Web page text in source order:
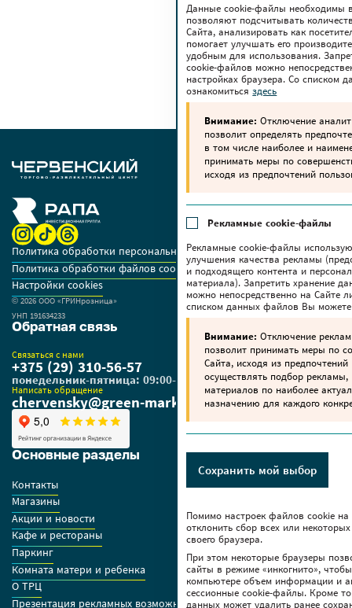
Политика обработки персональных данных
Политика обработки файлов cookie
Настройки cookies
© 2026 OOO «ГРИНрозница»
УНП 191634233
Основные разделы
Контакты
Магазины
Акции и новости
Кафе и рестораны
Паркинг
Комната матери и ребенка
О ТРЦ
Презентация рекламных возможностей ТРЦ
Обратная связь
Связаться с нами
+375 (29) 310-56-57
понедельник-пятница: 09:00-18:00
Написать обращение
chervensky@green-market.by
Данные cookie-файлы необходимы в
позволяют подсчитывать
Сайта, анализировать как
помогает улучшать его
удобным для использования.
cookie-файлов можно
настройках браузера. Со списком
ознакомитьсяздесь
Внимание: Отключение
позволит определять
в том числе наиболее и
принимать меры по
исходя из предпочтений
Рекламные cookie-файлы
Рекламные cookie-файлы
улучшения качества рекламы
и подходящего контента и
материала). Запретить хранение
можно непосредственно на Сайте
списком данных файлов Вы
Внимание: Отключение
позволит принимать меры по
Сайта, исходя из
осуществлять подбор
материалов по наиболее
назначению для каждого
Сохранить мой выбор
Помимо настроек файлов сookie
отклонить сбор всех или
своего браузера.
При этом некоторые браузеры
сайты в режиме «инкогнито»,
компьютере объем информации и
сессионные cookie-файлы. Кроме
данных может удалить ранее